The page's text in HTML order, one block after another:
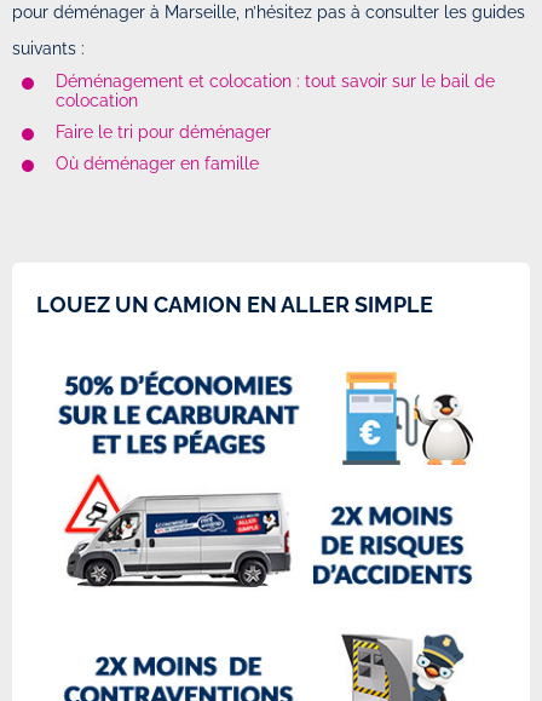
pour déménager à Marseille, n’hésitez pas à consulter les guides
suivants :
Déménagement et colocation : tout savoir sur le bail de
colocation
Faire le tri pour déménager
Où déménager en famille
LOUEZ UN CAMION EN ALLER SIMPLE